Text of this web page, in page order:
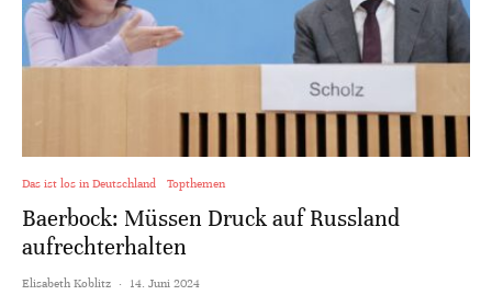
Das ist los in Deutschland Topthemen
Baerbock: Müssen Druck auf Russland
aufrechterhalten
Elisabeth Koblitz · 14. Juni 2024